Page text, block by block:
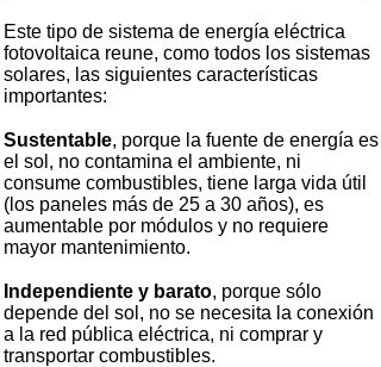
Este tipo de sistema de energía eléctrica
fotovoltaica reune, como todos los sistemas
solares, las siguientes características
importantes:
Sustentable, porque la fuente de energía es
el sol, no contamina el ambiente, ni
consume combustibles, tiene larga vida útil
(los paneles más de 25 a 30 años), es
aumentable por módulos y no requiere
mayor mantenimiento.
Independiente y barato, porque sólo
depende del sol, no se necesita la conexión
a la red pública eléctrica, ni comprar y
transportar combustibles.